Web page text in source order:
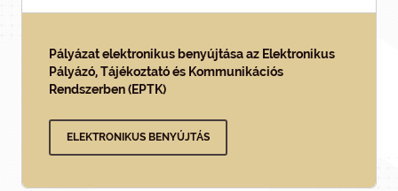
Pályázat elektronikus benyújtása az Elektronikus
Pályázó, Tájékoztató és Kommunikációs
Rendszerben (EPTK)
ELEKTRONIKUS BENYÚJTÁS